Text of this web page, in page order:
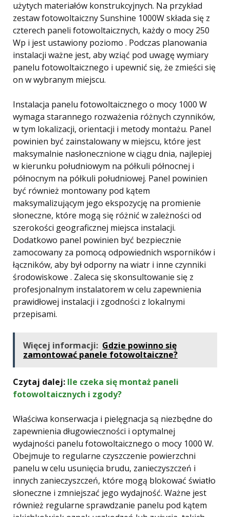
użytych materiałów konstrukcyjnych. Na przykład
zestaw fotowoltaiczny Sunshine 1000W składa się z
czterech paneli fotowoltaicznych, każdy o mocy 250
Wp i jest ustawiony poziomo . Podczas planowania
instalacji ważne jest, aby wziąć pod uwagę wymiary
panelu fotowoltaicznego i upewnić się, że zmieści się
on w wybranym miejscu.
Instalacja panelu fotowoltaicznego o mocy 1000 W
wymaga starannego rozważenia różnych czynników,
w tym lokalizacji, orientacji i metody montażu. Panel
powinien być zainstalowany w miejscu, które jest
maksymalnie nasłonecznione w ciągu dnia, najlepiej
w kierunku południowym na półkuli północnej i
północnym na półkuli południowej. Panel powinien
być również montowany pod kątem
maksymalizującym jego ekspozycję na promienie
słoneczne, które mogą się różnić w zależności od
szerokości geograficznej miejsca instalacji.
Dodatkowo panel powinien być bezpiecznie
zamocowany za pomocą odpowiednich wsporników i
łączników, aby był odporny na wiatr i inne czynniki
środowiskowe . Zaleca się skonsultowanie się z
profesjonalnym instalatorem w celu zapewnienia
prawidłowej instalacji i zgodności z lokalnymi
przepisami.
Więcej informacji: Gdzie powinno się
zamontować panele fotowoltaiczne?
Czytaj dalej: Ile czeka się montaż paneli
fotowoltaicznych i zgody?
Właściwa konserwacja i pielęgnacja są niezbędne do
zapewnienia długowieczności i optymalnej
wydajności panelu fotowoltaicznego o mocy 1000 W.
Obejmuje to regularne czyszczenie powierzchni
panelu w celu usunięcia brudu, zanieczyszczeń i
innych zanieczyszczeń, które mogą blokować światło
słoneczne i zmniejszać jego wydajność. Ważne jest
również regularne sprawdzanie panelu pod kątem